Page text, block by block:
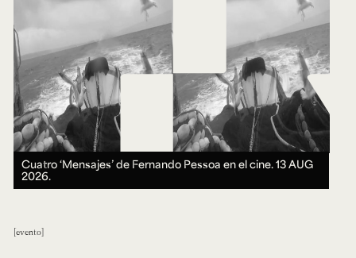
Cuatro ‘Mensajes’ de Fernando Pessoa en el cine.13 AUG
2026.
evento